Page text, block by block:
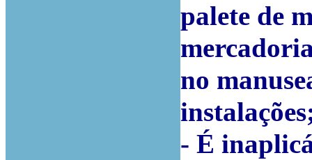
palete de
no
- É